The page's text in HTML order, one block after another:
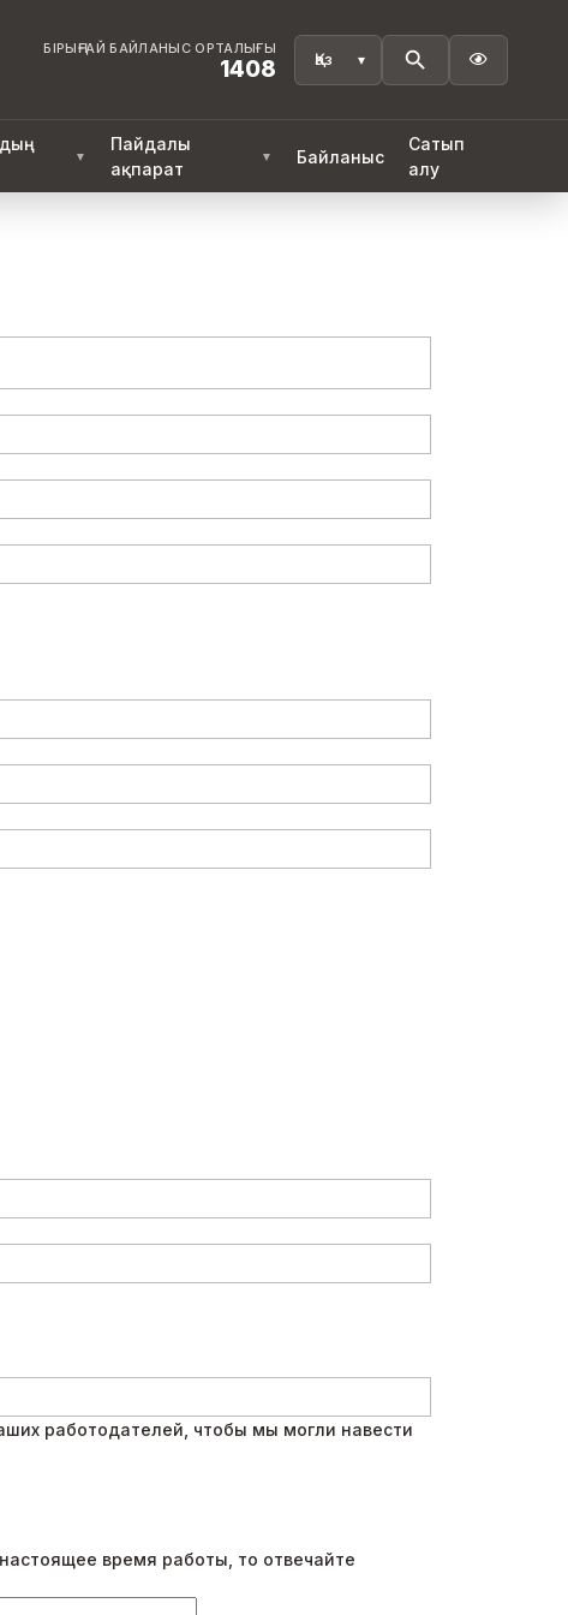
БІРЫҢҒАЙ БАЙЛАНЫС ОРТАЛЫҒЫ
1408 
▼
Пайдалы
ақпарат
▼ Байланыс
Сатып
алу
работодателей, чтобы мы могли навести
время работы, то отвечайте